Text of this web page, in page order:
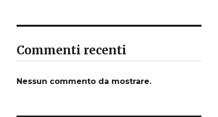
Commenti recenti
Nessun commento da mostrare.